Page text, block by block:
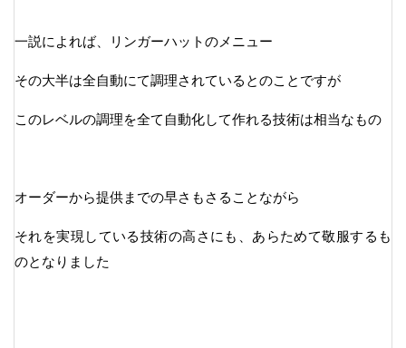
一説によれば、リンガーハットのメニュー
その大半は全自動にて調理されているとのことですが
このレベルの調理を全て自動化して作れる技術は相当なもの
オーダーから提供までの早さもさることながら
それを実現している技術の高さにも、あらためて敬服するも
のとなりました